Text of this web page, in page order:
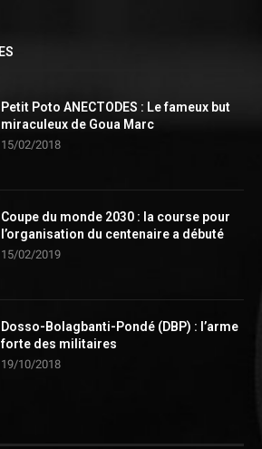
Petit Poto ANECTODES : Le fameux but
miraculeux de Goua Marc
15/02/2018
Coupe du monde 2030 : la course pour
l’organisation du centenaire a débuté
15/02/2019
Dosso-Bolagbanti-Pondé (DBP) : l’arme
forte des militaires
19/10/2018